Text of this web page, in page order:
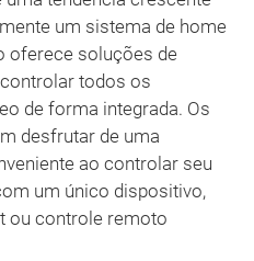
um sistema de home
oferece soluções de
todos os
de forma integrada. Os
desfrutar de uma
ao controlar seu
um único dispositivo,
ou controle remoto